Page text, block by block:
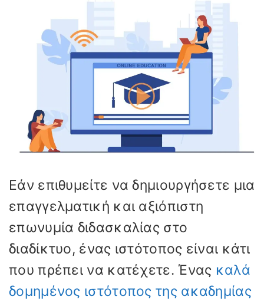
Εάν επιθυμείτε να δημιουργήσετε μια
επαγγελματική και αξιόπιστη
επωνυμία διδασκαλίας στο
διαδίκτυο, ένας ιστότοπος είναι κάτι
που πρέπει να κατέχετε. Ένας καλά
δομημένος ιστότοπος της ακαδημίας